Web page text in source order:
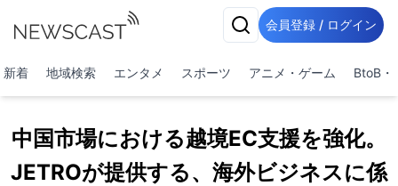
会員登録 / ログイン
新着 地域検索 エンタメ スポーツ アニメ・ゲーム BtoB・
中国市場における越境EC支援を強化。
JETROが提供する、海外ビジネスに係